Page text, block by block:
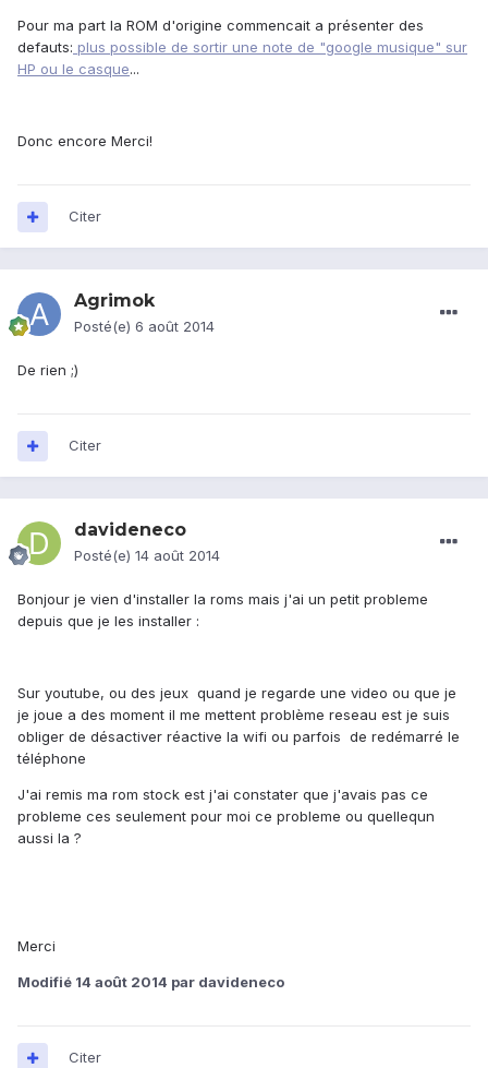
Pour ma part la ROM d'origine commencait a présenter des
defauts: plus possible de sortir une note de "google musique" sur
HP ou le casque...
Donc encore Merci!
Citer
Agrimok
Posté(e) 6 août 2014
De rien ;)
Citer
davideneco
Posté(e) 14 août 2014
Bonjour je vien d'installer la roms mais j'ai un petit probleme
depuis que je les installer :
Sur youtube, ou des jeux quand je regarde une video ou que je
je joue a des moment il me mettent problème reseau est je suis
obliger de désactiver réactive la wifi ou parfois de redémarré le
téléphone
J'ai remis ma rom stock est j'ai constater que j'avais pas ce
probleme ces seulement pour moi ce probleme ou quellequn
aussi la ?
Merci
Modifié 14 août 2014 par davideneco
Citer